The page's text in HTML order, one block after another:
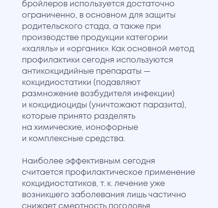
бройлеров используется достаточно
ограниченно, в основном для защиты
родительского стада, а также при
производстве продукции категории
«халяль» и «органик». Как основной метод
профилактики сегодня используются
антикокцидийные препараты —
кокцидиостатики (подавляют
размножение возбудителя инфекции)
и кокцидиоциды (уничтожают паразита),
которые принято разделять
на химические, ионофорные
и комплексные средства.
Наиболее эффективным сегодня
считается профилактическое применение
кокцидиостатиков, т. к. лечение уже
возникшего заболевания лишь частично
снижает смертность поголовья